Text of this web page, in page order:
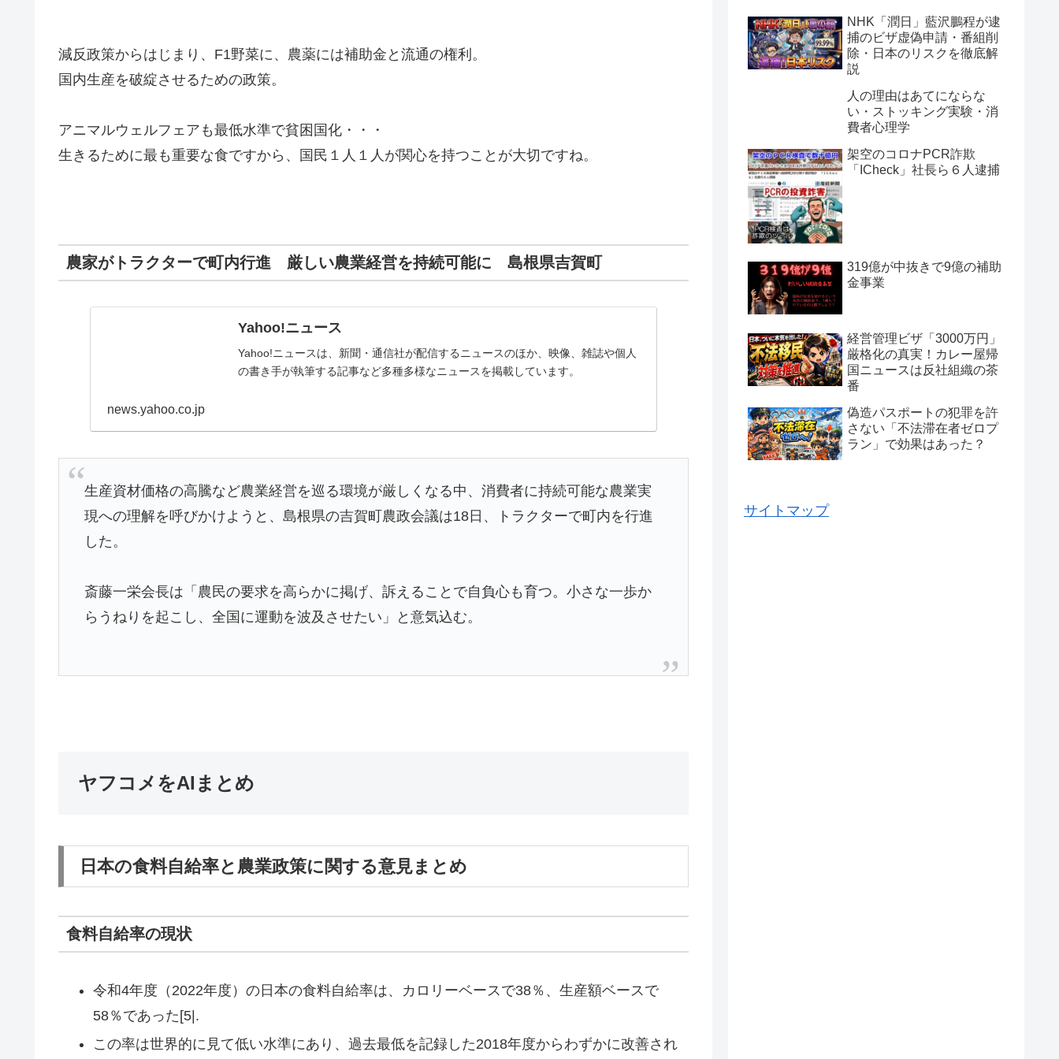
減反政策からはじまり、F1野菜に、農薬には補助金と流通の権利。
国内生産を破綻させるための政策。
アニマルウェルフェアも最低水準で貧困国化・・・
生きるために最も重要な食ですから、国民１人１人が関心を持つことが大切ですね。
農家がトラクターで町内行進 厳しい農業経営を持続可能に 島根県吉賀町
Yahoo!ニュース
Yahoo!ニュースは、新聞・通信社が配信するニュースのほか、映像、雑誌や個人
の書き手が執筆する記事など多種多様なニュースを掲載しています。
news.yahoo.co.jp
生産資材価格の高騰など農業経営を巡る環境が厳しくなる中、消費者に持続可能な農業実
現への理解を呼びかけようと、島根県の吉賀町農政会議は18日、トラクターで町内を行進
した。
斎藤一栄会長は「農民の要求を高らかに掲げ、訴えることで自負心も育つ。小さな一歩か
らうねりを起こし、全国に運動を波及させたい」と意気込む。
ヤフコメをAIまとめ
日本の食料自給率と農業政策に関する意見まとめ
食料自給率の現状
令和4年度（2022年度）の日本の食料自給率は、カロリーベースで38％、生産額ベースで
58％であった[5|.
この率は世界的に見て低い水準にあり、過去最低を記録した2018年度からわずかに改善され
NHK「潤日」藍沢鵬程が逮
捕のビザ虚偽申請・番組削
除・日本のリスクを徹底解
説
人の理由はあてにならな
い・ストッキング実験・消
費者心理学
架空のコロナPCR詐欺
「ICheck」社長ら６人逮捕
319億が中抜きで9億の補助
金事業
経営管理ビザ「3000万円」
厳格化の真実！カレー屋帰
国ニュースは反社組織の茶
番
偽造パスポートの犯罪を許
さない「不法滞在者ゼロプ
ラン」で効果はあった？
サイトマップ